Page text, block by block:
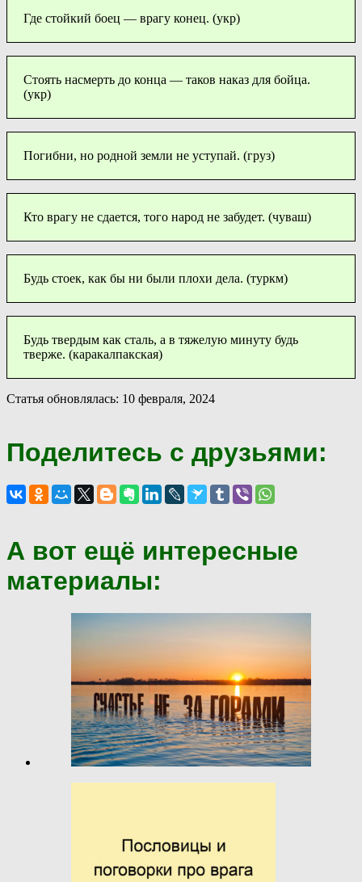
Где стойкий боец — врагу конец. (укр)
Стоять насмерть до конца — таков наказ для бойца.
(укр)
Погибни, но родной земли не уступай. (груз)
Кто врагу не сдается, того народ не забудет. (чуваш)
Будь стоек, как бы ни были плохи дела. (туркм)
Будь твердым как сталь, а в тяжелую минуту будь
тверже. (каракалпакская)
Статья обновлялась: 10 февраля, 2024
Поделитесь с друзьями:
А вот ещё интересные
материалы: